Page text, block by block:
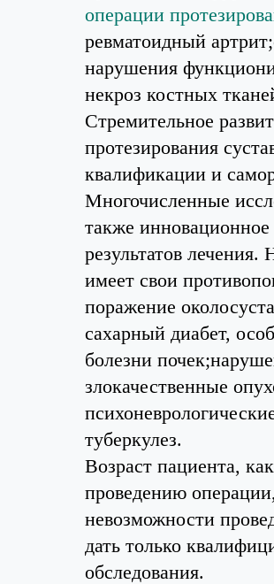
операции
ревматоидный
нарушения
некроз костных
Стремительное
протезирования
квалификации и
Многочисленные
также
результатов
имеет свои
поражение
сахарный диабет,
болезни
злокачественные
туберкулез.
Возраст пациента,
проведению
невозможности
дать только
обследования.